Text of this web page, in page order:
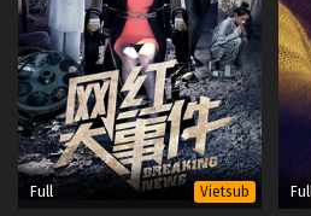
Full Vietsub Full